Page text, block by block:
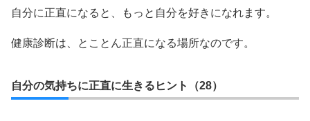
自分に正直になると、もっと自分を好きになれます。
健康診断は、とことん正直になる場所なのです。
自分の気持ちに正直に生きるヒント（28）